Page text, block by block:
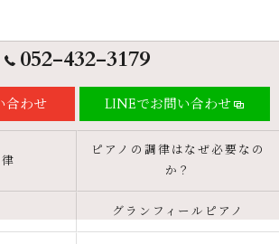
052-432-3179
合わせ LINEでお問い合わせ
ピアノの調律はなぜ必要なの
か？
グランフィールピアノ